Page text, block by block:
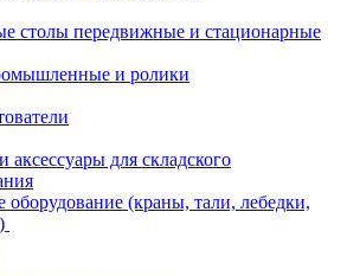
столы передвижные и стационарные
и ролики
аксессуары для складского
оборудование (краны, тали, лебедки,